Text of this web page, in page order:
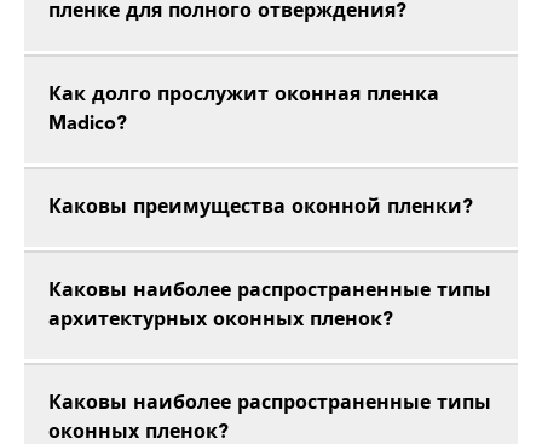
пленке для полного отверждения?
Как долго прослужит оконная пленка
Madico?
Каковы преимущества оконной пленки?
Каковы наиболее распространенные типы
архитектурных оконных пленок?
Каковы наиболее распространенные типы
оконных пленок?